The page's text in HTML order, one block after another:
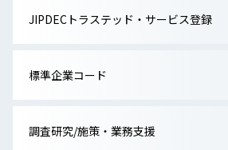
JIPDECトラステッド・サービス登録
標準企業コード
調査研究/施策・業務支援